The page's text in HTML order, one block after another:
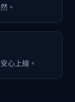
。
心上線。